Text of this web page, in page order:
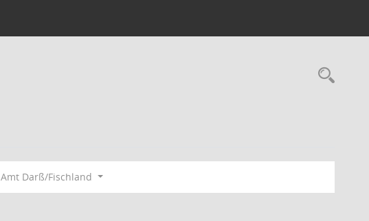
Amt Darß/Fischland